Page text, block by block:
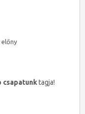
csapatunktagja!